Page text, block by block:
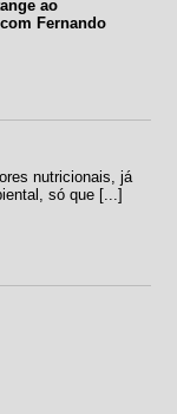
ao
Fernando
nutricionais, já
só que [...]